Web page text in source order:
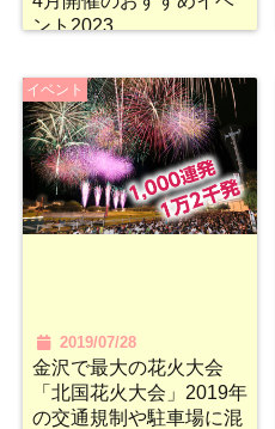
ント2023
イベント
2019/07/28
金沢で最大の花火大会
「北国花火大会」2019年
の交通規制や駐車場に混